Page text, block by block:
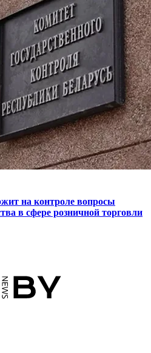
на контроле вопросы
в сфере розничной торговли